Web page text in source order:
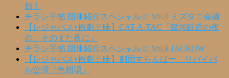
始！
チラシ手帖 団体紹介スペシャル☆ Vol.9 ミズタニ会議
【レジャパス×観劇三昧】CAT-A-TAC『銀河鉄道の夜
の、そのまた夜に』
チラシ手帖 団体紹介スペシャル☆ Vol.8 JACROW
【レジャパス×観劇三昧】劇団すらんばー リバイバ
ル公演『色相環』